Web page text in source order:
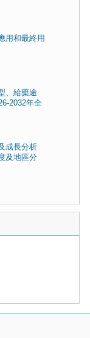
用和最終用
、給藥途
2032年全
成長分析
及地區分